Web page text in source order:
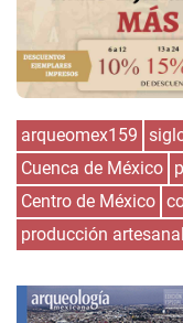
arqueomex159
Cuenca de México
Centro de México
producción artesanal